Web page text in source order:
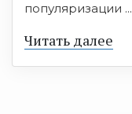
популяризации ...
Читать далее